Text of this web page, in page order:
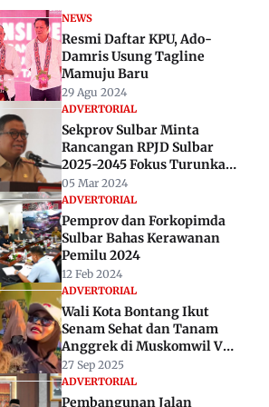
NEWS
Resmi Daftar KPU, Ado-
Damris Usung Tagline
Mamuju Baru
29 Agu 2024
ADVERTORIAL
Sekprov Sulbar Minta
Rancangan RPJD Sulbar
2025-2045 Fokus Turunkan
Kemiskinan
05 Mar 2024
ADVERTORIAL
Pemprov dan Forkopimda
Sulbar Bahas Kerawanan
Pemilu 2024
12 Feb 2024
ADVERTORIAL
Wali Kota Bontang Ikut
Senam Sehat dan Tanam
Anggrek di Muskomwil V
APEKSI
27 Sep 2025
ADVERTORIAL
Pembangunan Jalan